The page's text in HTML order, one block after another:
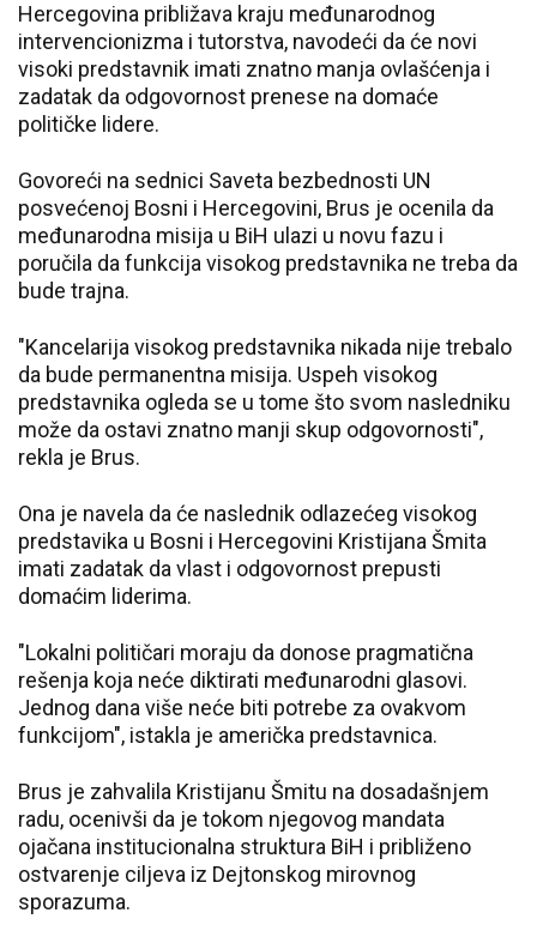
Hercegovina približava kraju međunarodnog
intervencionizma i tutorstva, navodeći da će novi
visoki predstavnik imati znatno manja ovlašćenja i
zadatak da odgovornost prenese na domaće
političke lidere.
Govoreći na sednici Saveta bezbednosti UN
posvećenoj Bosni i Hercegovini, Brus je ocenila da
međunarodna misija u BiH ulazi u novu fazu i
poručila da funkcija visokog predstavnika ne treba da
bude trajna.
"Kancelarija visokog predstavnika nikada nije trebalo
da bude permanentna misija. Uspeh visokog
predstavnika ogleda se u tome što svom nasledniku
može da ostavi znatno manji skup odgovornosti",
rekla je Brus.
Ona je navela da će naslednik odlazećeg visokog
predstavika u Bosni i Hercegovini Kristijana Šmita
imati zadatak da vlast i odgovornost prepusti
domaćim liderima.
"Lokalni političari moraju da donose pragmatična
rešenja koja neće diktirati međunarodni glasovi.
Jednog dana više neće biti potrebe za ovakvom
funkcijom", istakla je američka predstavnica.
Brus je zahvalila Kristijanu Šmitu na dosadašnjem
radu, ocenivši da je tokom njegovog mandata
ojačana institucionalna struktura BiH i približeno
ostvarenje ciljeva iz Dejtonskog mirovnog
sporazuma.